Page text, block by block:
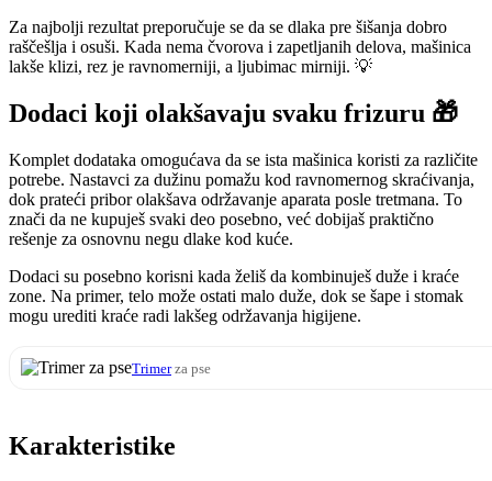
Za najbolji rezultat preporučuje se da se dlaka pre šišanja dobro
raščešlja i osuši. Kada nema čvorova i zapetljanih delova, mašinica
lakše klizi, rez je ravnomerniji, a ljubimac mirniji. 💡
Dodaci koji olakšavaju svaku frizuru 🎁
Komplet dodataka omogućava da se ista mašinica koristi za različite
potrebe. Nastavci za dužinu pomažu kod ravnomernog skraćivanja,
dok prateći pribor olakšava održavanje aparata posle tretmana. To
znači da ne kupuješ svaki deo posebno, već dobijaš praktično
rešenje za osnovnu negu dlake kod kuće.
Dodaci su posebno korisni kada želiš da kombinuješ duže i kraće
zone. Na primer, telo može ostati malo duže, dok se šape i stomak
mogu urediti kraće radi lakšeg održavanja higijene.
Trimerza pse
Karakteristike